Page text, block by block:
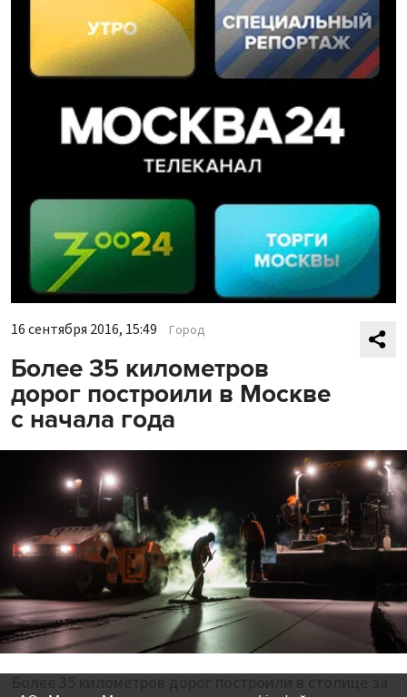
16 сентября 2016, 15:49 Город
Более 35 километров
дорог построили в Москве
с начала года